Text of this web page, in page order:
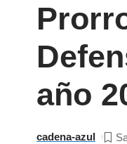
año
cadena-azul